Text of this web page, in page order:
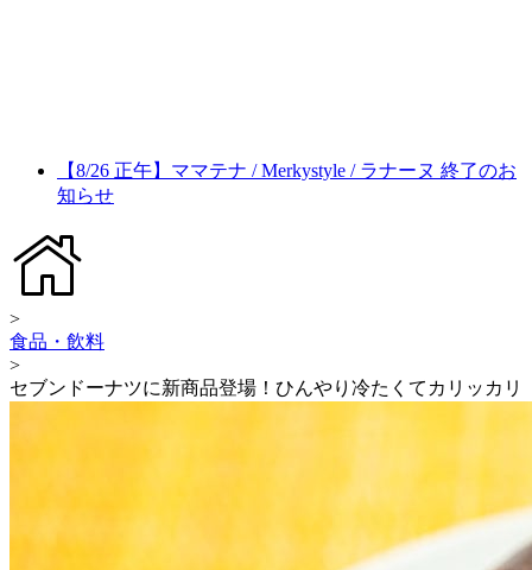
【8/26 正午】ママテナ / Merkystyle / ラナーヌ 終了のお
知らせ
>
食品・飲料
>
セブンドーナツに新商品登場！ひんやり冷たくてカリッカリ